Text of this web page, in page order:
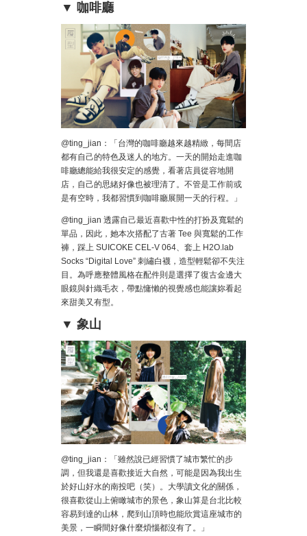
▼ 咖啡廳
@ting_jian：「台灣的咖啡廳越來越精緻，每間店
都有自己的特色及迷人的地方。一天的開始走進咖
啡廳總能給我很安定的感覺，看著店員從容地開
店，自己的思緒好像也被理清了。不管是工作前或
是有空時，我都習慣到咖啡廳展開一天的行程。」
@ting_jian 透露自己最近喜歡中性的打扮及寬鬆的
單品，因此，她本次搭配了古著 Tee 與寬鬆的工作
褲，踩上 SUICOKE CEL-V 064、套上 H2O.lab
Socks “Digital Love” 刺繡白襪，造型輕鬆卻不失注
目。為呼應整體風格在配件則是選擇了復古金邊大
眼鏡與針織毛衣，帶點慵懶的視覺感也能讓妳看起
來甜美又有型。
▼ 象山
@ting_jian：「雖然說已經習慣了城市繁忙的步
調，但我還是喜歡接近大自然，可能是因為我出生
於好山好水的南投吧（笑）。大學讀文化的關係，
很喜歡從山上俯瞰城市的景色，象山算是台北比較
容易到達的山林，爬到山頂時也能欣賞這座城市的
美景，一瞬間好像什麼煩惱都沒有了。」